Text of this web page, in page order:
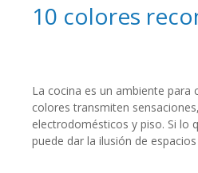
10 colores
La cocina es un ambiente
colores transmiten
electrodomésticos y piso. Si lo
puede dar la ilusión de